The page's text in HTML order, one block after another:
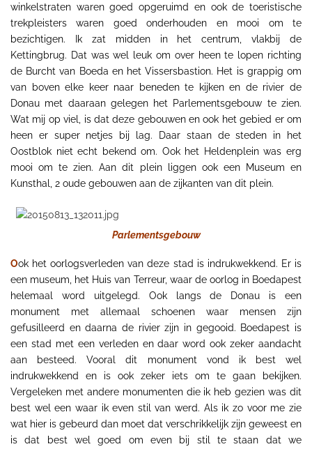
winkelstraten waren goed opgeruimd en ook de toeristische
trekpleisters waren goed onderhouden en mooi om te
bezichtigen. Ik zat midden in het centrum, vlakbij de
Kettingbrug. Dat was wel leuk om over heen te lopen richting
de Burcht van Boeda en het Vissersbastion. Het is grappig om
van boven elke keer naar beneden te kijken en de rivier de
Donau met daaraan gelegen het Parlementsgebouw te zien.
Wat mij op viel, is dat deze gebouwen en ook het gebied er om
heen er super netjes bij lag. Daar staan de steden in het
Oostblok niet echt bekend om. Ook het Heldenplein was erg
mooi om te zien. Aan dit plein liggen ook een Museum en
Kunsthal, 2 oude gebouwen aan de zijkanten van dit plein.
Parlementsgebouw
Ook het oorlogsverleden van deze stad is indrukwekkend. Er is
een museum, het Huis van Terreur, waar de oorlog in Boedapest
helemaal word uitgelegd. Ook langs de Donau is een
monument met allemaal schoenen waar mensen zijn
gefusilleerd en daarna de rivier zijn in gegooid. Boedapest is
een stad met een verleden en daar word ook zeker aandacht
aan besteed. Vooral dit monument vond ik best wel
indrukwekkend en is ook zeker iets om te gaan bekijken.
Vergeleken met andere monumenten die ik heb gezien was dit
best wel een waar ik even stil van werd. Als ik zo voor me zie
wat hier is gebeurd dan moet dat verschrikkelijk zijn geweest en
is dat best wel goed om even bij stil te staan dat we